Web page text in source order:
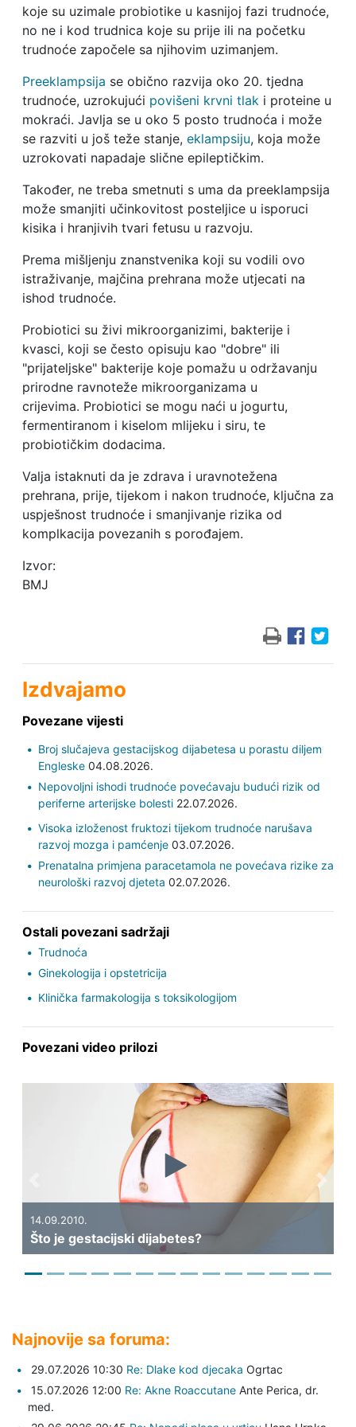
koje su uzimale probiotike u kasnijoj fazi trudnoće,
no ne i kod trudnica koje su prije ili na početku
trudnoće započele sa njihovim uzimanjem.
Preeklampsija se obično razvija oko 20. tjedna
trudnoće, uzrokujući povišeni krvni tlak i proteine u
mokraći. Javlja se u oko 5 posto trudnoća i može
se razviti u još teže stanje, eklampsiju, koja može
uzrokovati napadaje slične epileptičkim.
Također, ne treba smetnuti s uma da preeklampsija
može smanjiti učinkovitost posteljice u isporuci
kisika i hranjivih tvari fetusu u razvoju.
Prema mišljenju znanstvenika koji su vodili ovo
istraživanje, majčina prehrana može utjecati na
ishod trudnoće.
Probiotici su živi mikroorganizimi, bakterije i
kvasci, koji se često opisuju kao "dobre" ili
"prijateljske" bakterije koje pomažu u održavanju
prirodne ravnoteže mikroorganizama u
crijevima. Probiotici se mogu naći u jogurtu,
fermentiranom i kiselom mlijeku i siru, te
probiotičkim dodacima.
Valja istaknuti da je zdrava i uravnotežena
prehrana, prije, tijekom i nakon trudnoće, ključna za
uspješnost trudnoće i smanjivanje rizika od
komplkacija povezanih s porođajem.
Izvor:
BMJ
Izdvajamo
Povezane vijesti
Broj slučajeva gestacijskog dijabetesa u porastu diljem
Engleske04.08.2026.
Nepovoljni ishodi trudnoće povećavaju budući rizik od
periferne arterijske bolesti22.07.2026.
Visoka izloženost fruktozi tijekom trudnoće narušava
razvoj mozga i pamćenje03.07.2026.
Prenatalna primjena paracetamola ne povećava rizike za
neurološki razvoj djeteta 02.07.2026.
Ostali povezani sadržaji
Trudnoća
Ginekologija i opstetricija
Klinička farmakologija s toksikologijom
Povezani video prilozi
14.09.2010.
Što je gestacijski dijabetes?
Najnovije sa foruma:
29.07.2026 10:30 Re: Dlake kod djecaka Ogrtac
15.07.2026 12:00 Re: Akne Roaccutane Ante Perica, dr.
med.